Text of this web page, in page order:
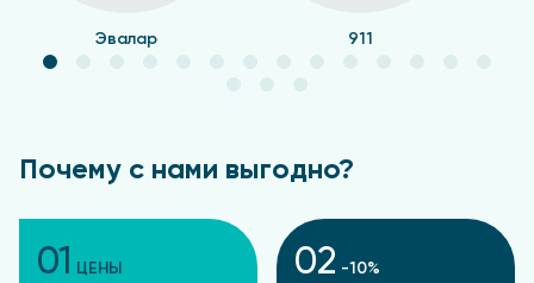
Эвалар 911
Почему с нами выгодно?
01 ЦЕНЫ 02 -10%